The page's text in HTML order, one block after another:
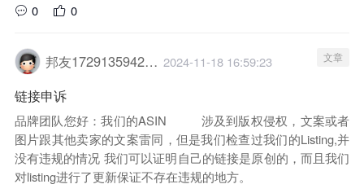
0
0
邦友1729135942029 2024-11-18 16:59:23 文章
链接申诉
品牌团队您好：我们的ASIN 涉及到版权侵权，文案或者
图片跟其他卖家的文案雷同，但是我们检查过我们的Listing,并
没有违规的情况 我们可以证明自己的链接是原创的，而且我们
对listing进行了更新保证不存在违规的地方。